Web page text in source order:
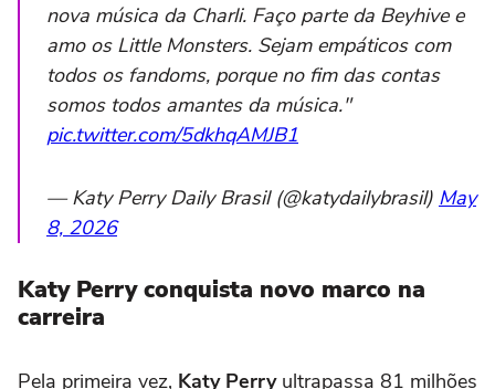
nova música da Charli. Faço parte da Beyhive e
amo os Little Monsters. Sejam empáticos com
todos os fandoms, porque no fim das contas
somos todos amantes da música."
pic.twitter.com/5dkhqAMJB1
— Katy Perry Daily Brasil (@katydailybrasil) May
8, 2026
Katy Perry conquista novo marco na
carreira
Pela primeira vez, Katy Perryultrapassa 81 milhões